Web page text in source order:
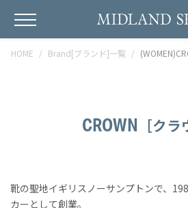
HOME Brand[ブランド]一覧
CROWN ［クラ
靴の聖地イギリスノーサンプトンで、
カーとして創業。